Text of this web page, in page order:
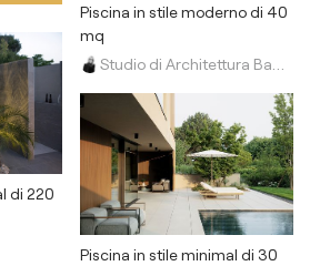
di 220
Piscina in stile moderno di 40
mq
Piscina in stile minimal di 30